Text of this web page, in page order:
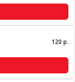
120 р.